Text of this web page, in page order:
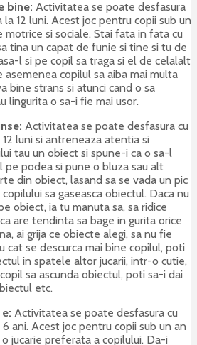
bine: Activitatea se poate desfasura
12 luni. Acest joc pentru copii sub un
si sociale. Stai fata in fata cu
tina un capat de funie si tine si tu de
l si pe copil sa traga si el de celalalt
asemenea copilul sa aiba mai multa
bine strans si atunci cand o sa
lingurita o sa-i fie mai usor.
Activitatea se poate desfasura cu
luni si antreneaza atentia si
tau un obiect si spune-i ca o sa-l
pe podea si pune o bluza sau alt
din obiect, lasand sa se vada un pic
sa gaseasca obiectul. Daca nu
obiect, ia tu manuta sa, sa ridice
are tendinta sa bage in gurita orice
ai grija ce obiecte alegi, sa nu fie
cat se descurca mai bine copilul, poti
in spatele altor jucarii, intr-o cutie,
sa ascunda obiectul, poti sa-i dai
etc.
Activitatea se poate desfasura cu
ani. Acest joc pentru copii sub un an
jucarie preferata a copilului. Da-i